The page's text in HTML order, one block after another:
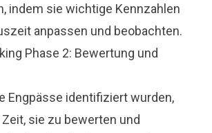
indem sie wichtige Kennzahlen
anpassen und beobachten.
Phase 2: Bewertung und
Engpässe identifiziert wurden,
sie zu bewerten und